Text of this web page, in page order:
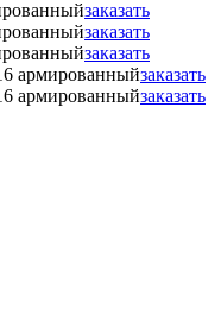
заказать
заказать
заказать
армированныйзаказать
армированныйзаказать